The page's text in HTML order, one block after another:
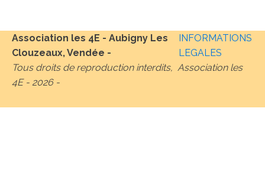
Association les 4E - Aubigny Les
Clouzeaux, Vendée -
INFORMATIONS
LEGALES
Tous droits de reproduction interdits, Association les
4E - 2026-